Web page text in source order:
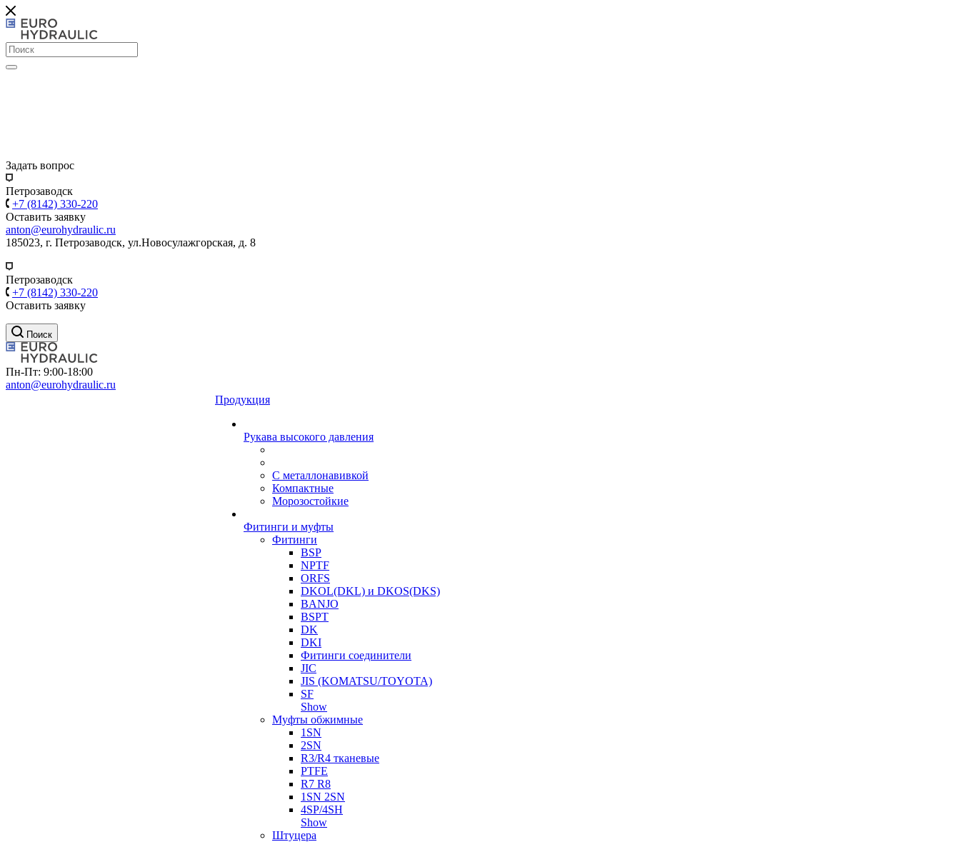
Задать вопрос
Петрозаводск
+7 (8142) 330-220
Оставить заявку
anton@eurohydraulic.ru
185023, г. Петрозаводск, ул.Новосулажгорская, д. 8
Петрозаводск
+7 (8142) 330-220
Оставить заявку
Поиск
Пн-Пт: 9:00-18:00
anton@eurohydraulic.ru
Продукция
Рукава высокого давления
С металлонавивкой
Компактные
Морозостойкие
Фитинги и муфты
Фитинги
BSP
NPTF
ORFS
DKOL(DKL) и DKOS(DKS)
BANJO
BSPT
DK
DKI
Фитинги соединители
JIC
JIS (KOMATSU/TOYOTA)
SF
Show
Муфты обжимные
1SN
2SN
R3/R4 тканевые
PTFE
R7 R8
1SN 2SN
4SP/4SH
Show
Штуцера